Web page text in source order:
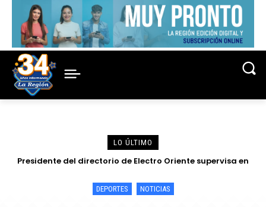
LO ÚLTIMO
Presidente del directorio de Electro Oriente supervisa en
servicio eléctrico
DEPORTES NOTICIAS